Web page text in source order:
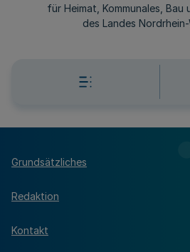
für Heimat, Kommunales, Bau
des Landes
Grundsätzliches
Redaktion
Kontakt